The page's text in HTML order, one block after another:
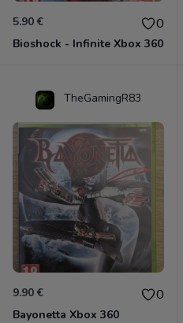
5.90 € 0
Bioshock - Infinite Xbox 360
TheGamingR83
9.90 € 0
Bayonetta Xbox 360